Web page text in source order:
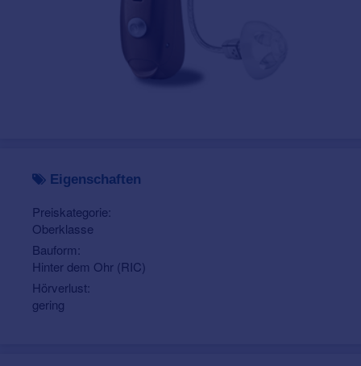
Eigenschaften
Preiskategorie:
Oberklasse
Bauform:
Hinter dem Ohr (RIC)
Hörverlust:
gering